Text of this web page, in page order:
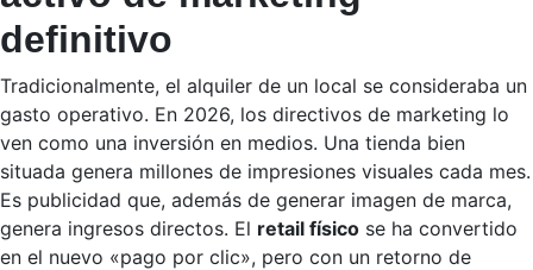
definitivo
Tradicionalmente, el alquiler de un local se consideraba un
gasto operativo. En 2026, los directivos de marketing lo
ven como una inversión en medios. Una tienda bien
situada genera millones de impresiones visuales cada mes.
Es publicidad que, además de generar imagen de marca,
genera ingresos directos. El retail físico se ha convertido
en el nuevo «pago por clic», pero con un retorno de